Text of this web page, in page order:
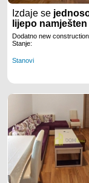
Izdaje se
lijepo
površine40m2,
Krivog
Dodatno new construction
Stanje:
Stanovi